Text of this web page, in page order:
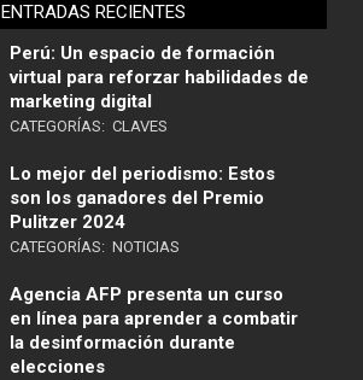
ENTRADAS RECIENTES
Perú: Un espacio de formación
virtual para reforzar habilidades de
marketing digital
CATEGORÍAS: CLAVES
Lo mejor del periodismo: Estos
son los ganadores del Premio
Pulitzer 2024
CATEGORÍAS: NOTICIAS
Agencia AFP presenta un curso
en línea para aprender a combatir
la desinformación durante
elecciones